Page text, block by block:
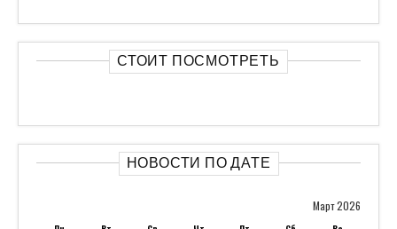
СТОИТ ПОСМОТРЕТЬ
НОВОСТИ ПО ДАТЕ
Март 2026